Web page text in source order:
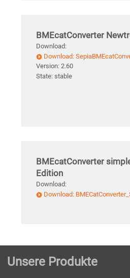
BMEcatConverter
Download:
Download:
Version: 2.60
State: stable
BMEcatConverter
Edition
Download:
Download:
Unsere Produkte